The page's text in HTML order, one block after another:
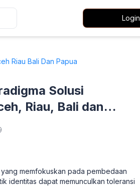
Login
Riau Bali Dan Papua
Solusi
Riau, Bali dan
memfokuskan pada pembedaan
identitas dapat memunculkan toleransi